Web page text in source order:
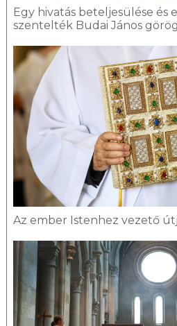
Egy hivatás beteljesülése és
szentelték Budai János
Az ember Istenhez vezető